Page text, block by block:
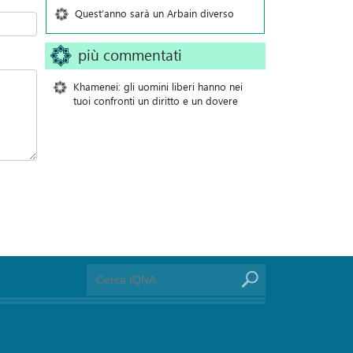
Quest’anno sarà un Arbain diverso
più commentati
Khamenei: gli uomini liberi hanno nei
tuoi confronti un diritto e un dovere